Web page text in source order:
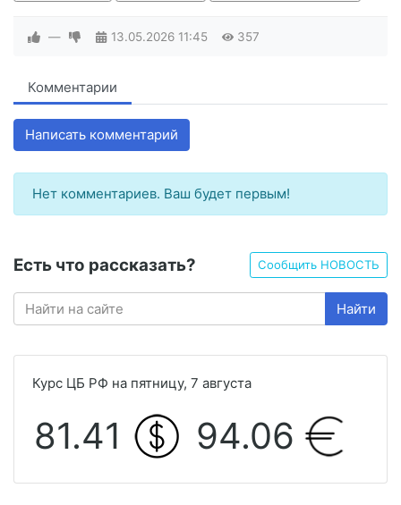
— 13.05.2026 11:45 357
Комментарии
Написать комментарий
Нет комментариев. Ваш будет первым!
Есть что рассказать? Сообщить НОВОСТЬ
Найти
Курс ЦБ РФ на пятницу, 7 августа
81.41 94.06